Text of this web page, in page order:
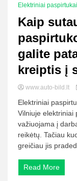
Elektriniai paspirtukai
Kaip
galite
kreiptis į
www.auto-bild.lt
Elektriniai
Vilniuje elektriniai
važiuojama į
reikėtų. Tačiau
greičiau jis
Read More